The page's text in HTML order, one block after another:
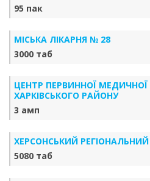
95 пак
МІСЬКА ЛІКАРНЯ № 28
3000 таб
ЦЕНТР ПЕРВИННОЇ
ХАРКІВСЬКОГО РАЙОНУ
3 амп
ХЕРСОНСЬКИЙ
5080 таб